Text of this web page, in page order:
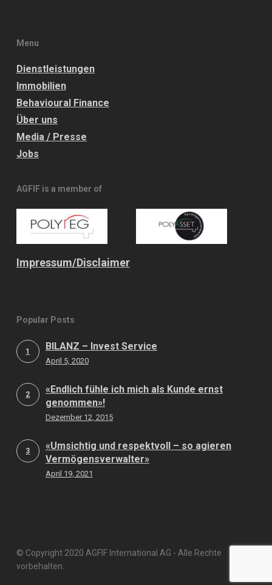
Menu
Dienstleistungen
Immobilien
Behavioural Finance
Über uns
Media / Presse
Jobs
AGFIF is a member of
Impressum/Disclaimer
Popular Posts
1 BILANZ – Invest Service
April 5, 2020
2
«Endlich fühle ich mich als Kunde ernst
genommen»!
Dezember 12, 2015
3
«Umsichtig und respektvoll – so agieren
Vermögensverwalter»
April 19, 2021
© Copyright 2020 AGFIF International AG - Alle Rechte
vorbehalten.